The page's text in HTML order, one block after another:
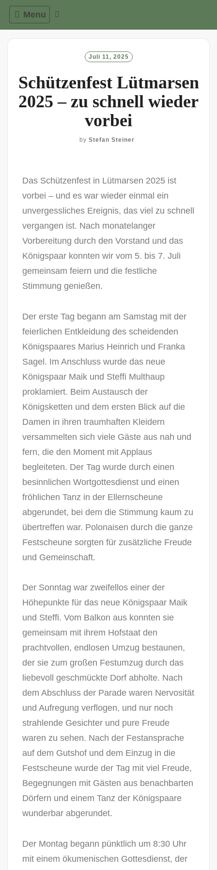
Menu
Juli 11, 2025
Schützenfest Lütmarsen
2025 – zu schnell wieder
vorbei
by Stefan Steiner
Das Schützenfest in Lütmarsen 2025 ist
vorbei – und es war wieder einmal ein
unvergessliches Ereignis, das viel zu schnell
vergangen ist. Nach monatelanger
Vorbereitung durch den Vorstand und das
Königspaar konnten wir vom 5. bis 7. Juli
gemeinsam feiern und die festliche
Stimmung genießen.
Der erste Tag begann am Samstag mit der
feierlichen Entkleidung des scheidenden
Königspaares Marius Heinrich und Franka
Sagel. Im Anschluss wurde das neue
Königspaar Maik und Steffi Multhaup
proklamiert. Beim Austausch der
Königsketten und dem ersten Blick auf die
Damen in ihren traumhaften Kleidern
versammelten sich viele Gäste aus nah und
fern, die den Moment mit Applaus
begleiteten. Der Tag wurde durch einen
besinnlichen Wortgottesdienst und einen
fröhlichen Tanz in der Ellernscheune
abgerundet, bei dem die Stimmung kaum zu
übertreffen war. Polonaisen durch die ganze
Festscheune sorgten für zusätzliche Freude
und Gemeinschaft.
Der Sonntag war zweifellos einer der
Höhepunkte für das neue Königspaar Maik
und Steffi. Vom Balkon aus konnten sie
gemeinsam mit ihrem Hofstaat den
prachtvollen, endlosen Umzug bestaunen,
der sie zum großen Festumzug durch das
liebevoll geschmückte Dorf abholte. Nach
dem Abschluss der Parade waren Nervosität
und Aufregung verflogen, und nur noch
strahlende Gesichter und pure Freude
waren zu sehen. Nach der Festansprache
auf dem Gutshof und dem Einzug in die
Festscheune wurde der Tag mit viel Freude,
Begegnungen mit Gästen aus benachbarten
Dörfern und einem Tanz der Königspaare
wunderbar abgerundet.
Der Montag begann pünktlich um 8:30 Uhr
mit einem ökumenischen Gottesdienst, der